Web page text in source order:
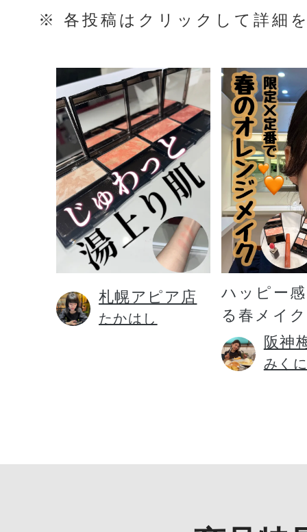
※ 各投稿はクリックして詳細
札幌アピア店
たかはし
ハッピー
る春メイ
阪神
みく